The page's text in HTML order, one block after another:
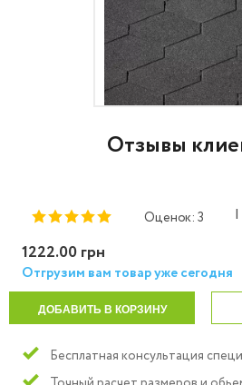
Отзывы
Оценок: 3 |
1222.00 грн
Отгрузим вам товар уже сегодня
ДОБАВИТЬ В КОРЗИНУ
Бесплатная консультация